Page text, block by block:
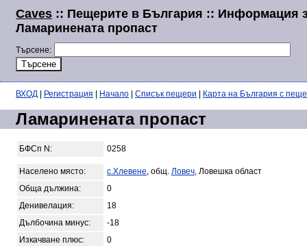
Caves :: Пещерите в България :: Информация
Ламаринената пропаст
Търсене:
ВХОД Регистрация Начало Списък пещери Карта на България с
Ламаринената пропаст
БФСп N: 0258
Населено място: с.Хлевене, общ. Ловеч, Ловешка област
Обща дължина:
0
Денивелация:
18
Дълбочина минус:
-18
Изкачване плюс:
0